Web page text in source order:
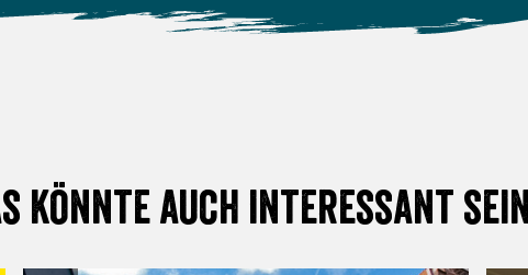
könnte auch interessant sein